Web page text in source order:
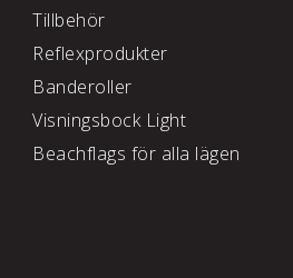
Tillbehör
Reflexprodukter
Banderoller
Visningsbock Light
Beachflags för alla lägen